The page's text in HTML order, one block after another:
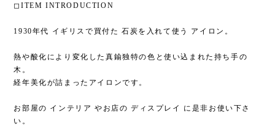
◻︎ITEM INTRODUCTION
1930年代 イギリスで買付た 石炭を入れて使う アイロン。
熱や酸化により変化した真鍮独特の色と使い込まれた持ち手の
木。
経年美化が詰まったアイロンです。
お部屋の インテリア やお店の ディスプレイ に是非お使い下さ
い。